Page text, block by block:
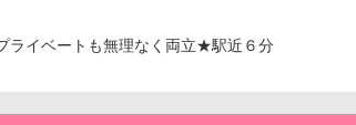
ライベートも無理なく両立★駅近６分